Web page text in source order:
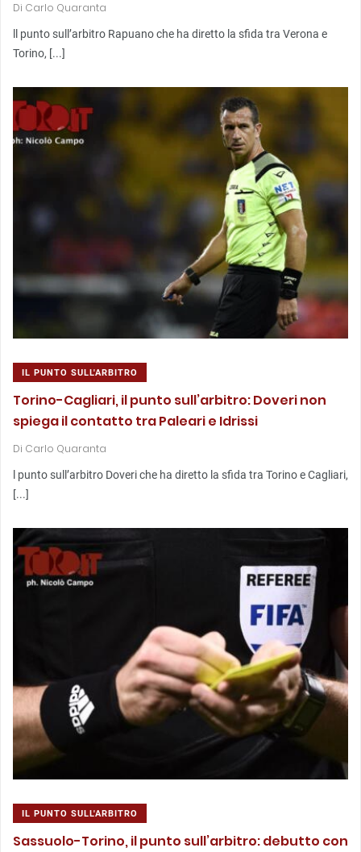
Di Carlo Quaranta
ll punto sull’arbitro Rapuano che ha diretto la sfida tra Verona e
Torino, [...]
IL PUNTO SULL'ARBITRO
Torino-Cagliari, il punto sull’arbitro: Doveri non
spiega il contatto tra Paleari e Idrissi
Di Carlo Quaranta
l punto sull’arbitro Doveri che ha diretto la sfida tra Torino e Cagliari,
[...]
IL PUNTO SULL'ARBITRO
Sassuolo-Torino, il punto sull’arbitro: debutto con